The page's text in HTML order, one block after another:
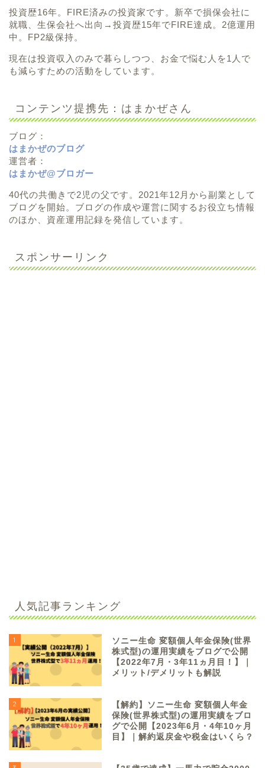
投資歴16年。FIRE済みの投資家です。新卒で損保会社に
就職、生保会社へ出向→投資歴15年でFIRE達成。2億運用
中。FP2級保持。
現在は投資収入のみで暮らしつつ、お金で悩む人を1人で
も減らすための活動をしています。
コンテンツ提携先：はまかぜさん
ブログ：
はまかぜのブログ
運営者：
はまかぜ@ブロガー
40代の共働きで2児の父です。2021年12月から副業として
ブログを開始。ブログの作成や運営に関するお役立ち情報
のほか、資産運用記録を発信しています。
スポンサーリンク
人気記事ランキング
1
ソニー生命 変額個人年金保険(世界
株式型)の運用実績をブログで公開
【2022年7月・3年11ヵ月目！】｜
メリット/デメリットも解説
2
【解約】ソニー生命 変額個人年金
保険(世界株式型)の運用実績をブロ
グで公開【2023年6月・4年10ヶ月
目】｜解約返戻金や税金はいくら？